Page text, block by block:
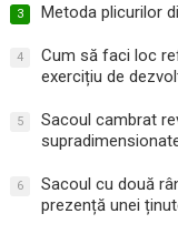
3 Metoda plicurilor
4
Cum să faci loc
exercițiu de
5
Sacoul cambrat
6
Sacoul cu două
prezență unei